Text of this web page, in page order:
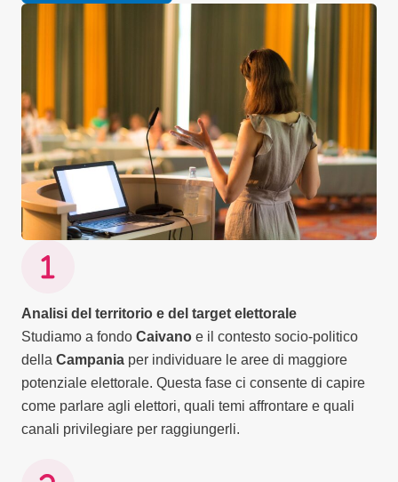
Analisi del territorio e del target elettorale
Studiamo a fondo Caivano e il contesto socio-politico
della Campania per individuare le aree di maggiore
potenziale elettorale. Questa fase ci consente di capire
come parlare agli elettori, quali temi affrontare e quali
canali privilegiare per raggiungerli.